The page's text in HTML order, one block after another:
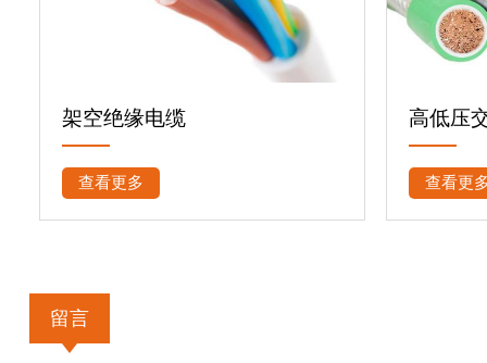
架空绝缘电缆
查看更多
高低压
查看更
留言